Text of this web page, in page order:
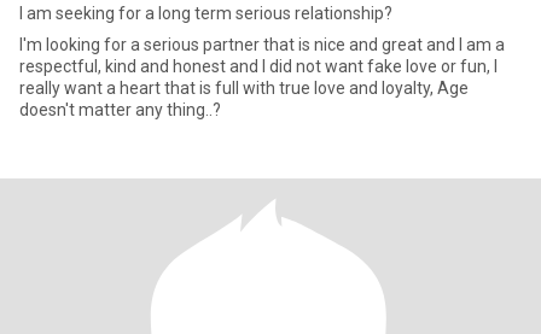
I am seeking for a long term serious relationship?
I'm looking for a serious partner that is nice and great and I am a
respectful, kind and honest and I did not want fake love or fun, I
really want a heart that is full with true love and loyalty, Age
doesn't matter any thing..?